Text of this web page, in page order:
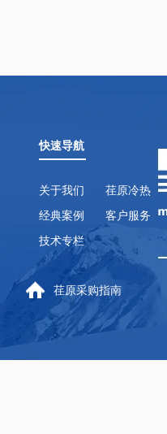
快速导航
关于我们 荏原冷热
经典案例
客户服务
技术专栏
荏原采购指南